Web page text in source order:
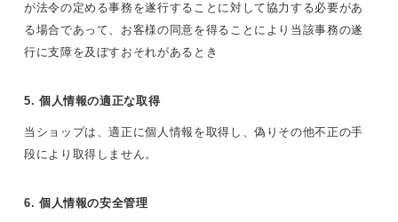
が法令の定める事務を遂行することに対して協力する必要があ
る場合であって、お客様の同意を得ることにより当該事務の遂
行に支障を及ぼすおそれがあるとき
5. 個人情報の適正な取得
当ショップは、適正に個人情報を取得し、偽りその他不正の手
段により取得しません。
6. 個人情報の安全管理